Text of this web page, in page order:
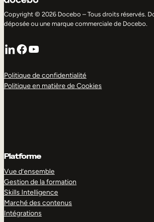
Copyright © 2026 Docebo – Tous droits réservés.
déposée ou une marque commerciale de Docebo.
LinkedIn
Facebook
YouTube
Politique de confidentialité
Politique en matière de Cookies
Platforme
Vue d’ensemble
Gestion de la formation
Skills Intelligence
Marché des contenus
Intégrations